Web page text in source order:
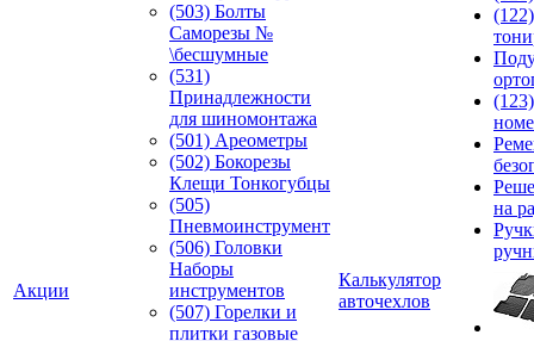
Акции
(503) Болты
Саморезы №
\бесшумные
(531)
Принадлежности
для шиномонтажа
(501) Ареометры
(502) Бокорезы
Клещи Тонкогубцы
(505)
Пневмоинструмент
(506) Головки
Наборы
инструментов
(507) Горелки и
плитки газовые
Калькулятор
авточехлов
на